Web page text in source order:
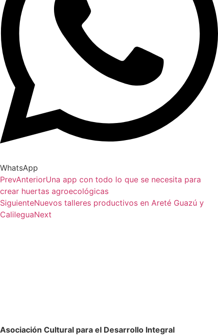
WhatsApp
PrevAnteriorUna app con todo lo que se necesita para
crear huertas agroecológicas
SiguienteNuevos talleres productivos en Areté Guazú y
CalileguaNext
Asociación Cultural para el Desarrollo Integral